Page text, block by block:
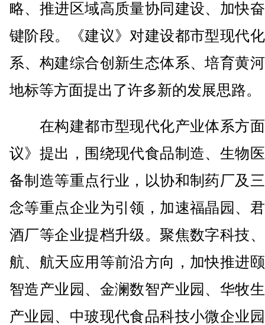
略、推进区域高质量协同建设、加快
键阶段。《建议》对建设都市型现代
系、构建综合创新生态体系、培育黄
地标等方面提出了许多新的发展思路。
在构建都市型现代化产业体系方
议》提出，围绕现代食品制造、生物
备制造等重点行业，以协和制药厂及
念等重点企业为引领，加速福晶园、
酒厂等企业提档升级。聚焦数字科技
航、航天应用等前沿方向，加快推进
智造产业园、金澜数智产业园、华牧
产业园、中玻现代食品科技小微企业